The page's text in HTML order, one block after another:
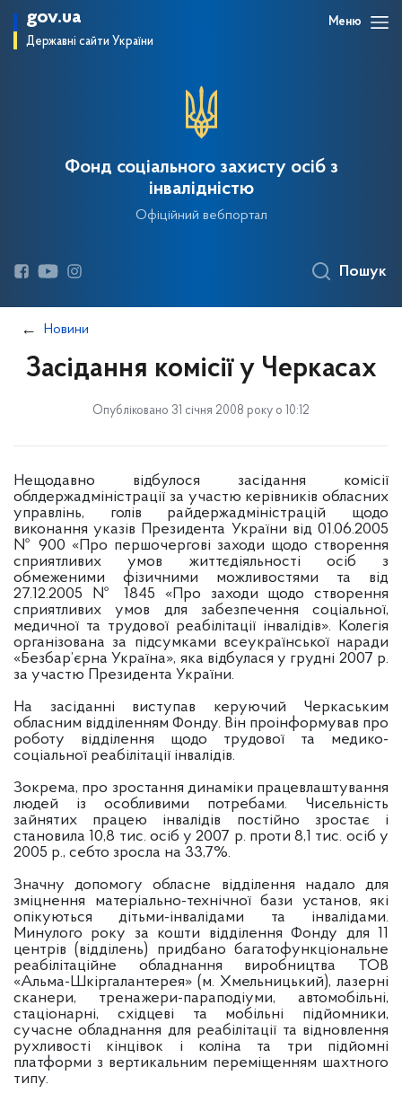
gov.ua
Державні сайти України
Меню
Фонд соціального захисту осіб з
інвалідністю
Офіційний вебпортал
Пошук
Новини
Засідання комісії у Черкасах
Опубліковано 31 січня 2008 року о 10:12
Нещодавно відбулося засідання комісії
облдержадміністрації за участю керівників обласних
управлінь, голів райдержадміністрацій щодо
виконання указів Президента України від 01.06.2005
№ 900 «Про першочергові заходи щодо створення
сприятливих умов життєдіяльності осіб з
обмеженими фізичними можливостями та від
27.12.2005 № 1845 «Про заходи щодо створення
сприятливих умов для забезпечення соціальної,
медичної та трудової реабілітації інвалідів». Колегія
організована за підсумками всеукраїнської наради
«Безбар’єрна Україна», яка відбулася у грудні 2007 р.
за участю Президента України.
На засіданні виступав керуючий Черкаським
обласним відділенням Фонду. Він проінформував про
роботу відділення щодо трудової та медико-
соціальної реабілітації інвалідів.
Зокрема, про зростання динаміки працевлаштування
людей із особливими потребами. Чисельність
зайнятих працею інвалідів постійно зростає і
становила 10,8 тис. осіб у 2007 р. проти 8,1 тис. осіб у
2005 р., себто зросла на 33,7%.
Значну допомогу обласне відділення надало для
зміцнення матеріально-технічної бази установ, які
опікуються дітьми-інвалідами та інвалідами.
Минулого року за кошти відділення Фонду для 11
центрів (відділень) придбано багатофункціональне
реабілітаційне обладнання виробництва ТОВ
«Альма-Шкіргалантерея» (м. Хмельницький), лазерні
сканери, тренажери-параподіуми, автомобільні,
стаціонарні, східцеві та мобільні підйомники,
сучасне обладнання для реабілітації та відновлення
рухливості кінцівок і коліна та три підйомні
платформи з вертикальним переміщенням шахтного
типу.